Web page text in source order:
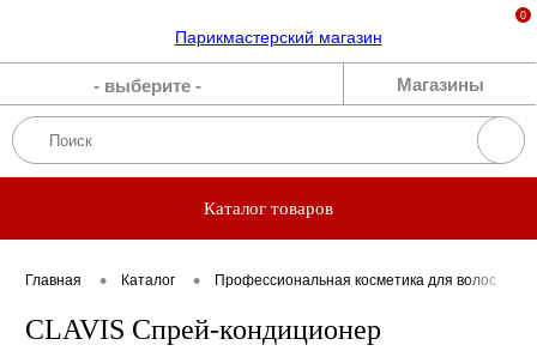
- выберите - Магазины
0
Бренды
Акции
Каталог товаров
Главная • Каталог • Профессиональная косметика для волос
CLAVIS Спрей-кондиционер